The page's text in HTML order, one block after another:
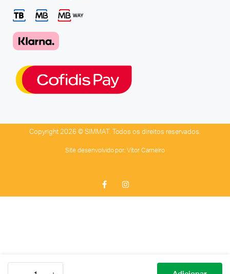
Copyright 2026 © SIMMAT. Todos os direitos reservados.
Site desenvolvido por: Vítor Carneiro